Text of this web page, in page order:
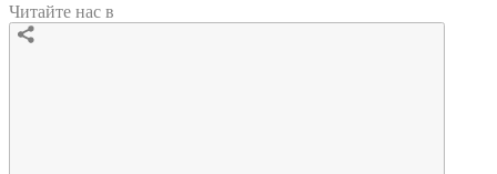
Читайте нас в